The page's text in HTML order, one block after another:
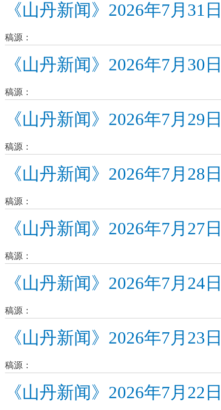
《山丹新闻》2026年7月31
稿源：
《山丹新闻》2026年7月30
稿源：
《山丹新闻》2026年7月29
稿源：
《山丹新闻》2026年7月28
稿源：
《山丹新闻》2026年7月27
稿源：
《山丹新闻》2026年7月24
稿源：
《山丹新闻》2026年7月23
稿源：
《山丹新闻》2026年7月22